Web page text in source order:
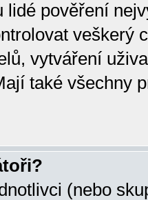
lidé pověření
veškerý
vytváření
také všechny
(nebo